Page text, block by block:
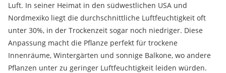
Luft. In seiner Heimat in den südwestlichen USA und
Nordmexiko liegt die durchschnittliche Luftfeuchtigkeit oft
unter 30%, in der Trockenzeit sogar noch niedriger. Diese
Anpassung macht die Pflanze perfekt für trockene
Innenräume, Wintergärten und sonnige Balkone, wo andere
Pflanzen unter zu geringer Luftfeuchtigkeit leiden würden.